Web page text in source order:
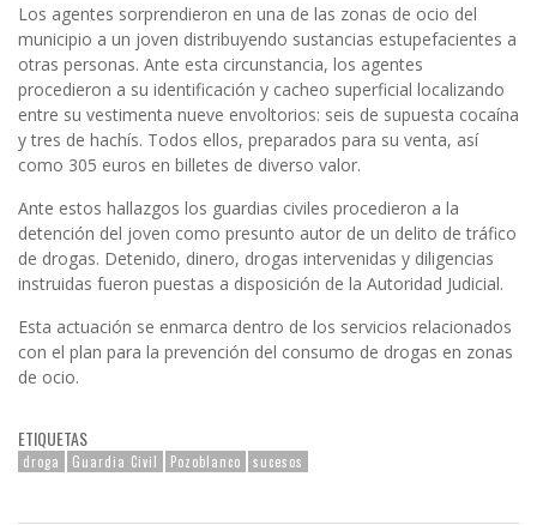
Los agentes sorprendieron en una de las zonas de ocio del
municipio a un joven distribuyendo sustancias estupefacientes a
otras personas. Ante esta circunstancia, los agentes
procedieron a su identificación y cacheo superficial localizando
entre su vestimenta nueve envoltorios: seis de supuesta cocaína
y tres de hachís. Todos ellos, preparados para su venta, así
como 305 euros en billetes de diverso valor.
Ante estos hallazgos los guardias civiles procedieron a la
detención del joven como presunto autor de un delito de tráfico
de drogas. Detenido, dinero, drogas intervenidas y diligencias
instruidas fueron puestas a disposición de la Autoridad Judicial.
Esta actuación se enmarca dentro de los servicios relacionados
con el plan para la prevención del consumo de drogas en zonas
de ocio.
ETIQUETAS
droga Guardia Civil Pozoblanco sucesos